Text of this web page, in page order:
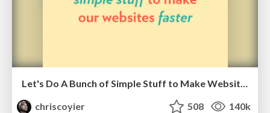
Let's Do A Bunch of Simple Stuff to Make Websites Faster
chriscoyier
508 140k